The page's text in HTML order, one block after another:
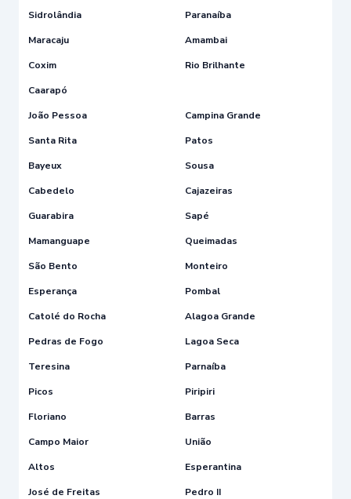
Sidrolândia
Paranaíba
Maracaju
Amambai
Coxim
Rio Brilhante
Caarapó
João Pessoa
Campina Grande
Santa Rita
Patos
Bayeux
Sousa
Cabedelo
Cajazeiras
Guarabira
Sapé
Mamanguape
Queimadas
São Bento
Monteiro
Esperança
Pombal
Catolé do Rocha
Alagoa Grande
Pedras de Fogo
Lagoa Seca
Teresina
Parnaíba
Picos
Piripiri
Floriano
Barras
Campo Maior
União
Altos
Esperantina
José de Freitas
Pedro II